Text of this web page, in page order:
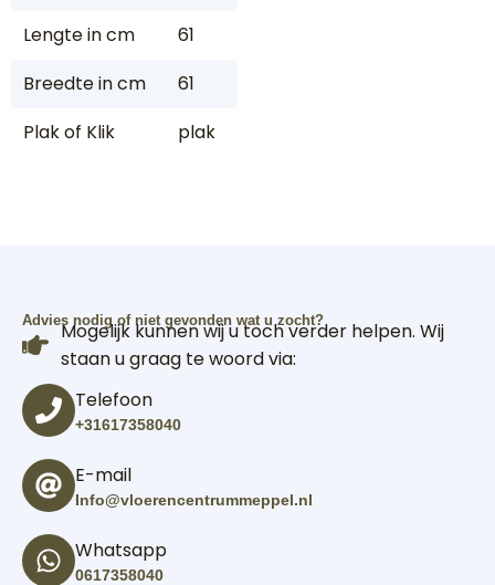
Lengte in cm
61
Breedte in cm
61
Plak of Klik
plak
Advies nodig of niet gevonden wat u zocht?
Mogelijk kunnen wij u toch verder helpen. Wij
staan u graag te woord via:
Telefoon
+31617358040
E-mail
Info@vloerencentrummeppel.nl
Whatsapp
0617358040